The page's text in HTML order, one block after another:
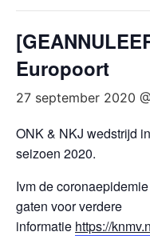
Europoort
27 september 2020
ONK & NKJ wedstrijd
seizoen 2020.
Ivm de
gaten voor verdere
informatie https://